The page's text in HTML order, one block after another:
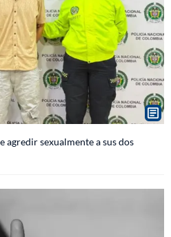
agredir sexualmente a sus dos